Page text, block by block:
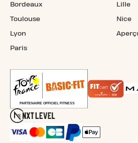
Bordeaux
Toulouse
Lyon
Paris
Lille
Nice